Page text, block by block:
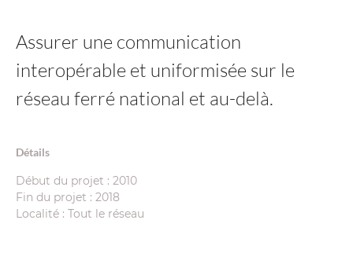
Assurer une communication
interopérable et uniformisée sur le
réseau ferré national et au-delà.
Détails
Début du projet : 2010
Fin du projet : 2018
Localité : Tout le réseau